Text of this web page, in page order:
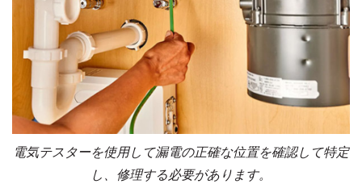
電気テスターを使用して漏電の正確な位置を確認して特定
し、修理する必要があります。